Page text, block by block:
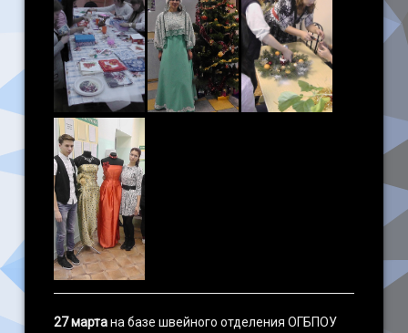
27 мартана базе швейного отделения ОГБПОУ